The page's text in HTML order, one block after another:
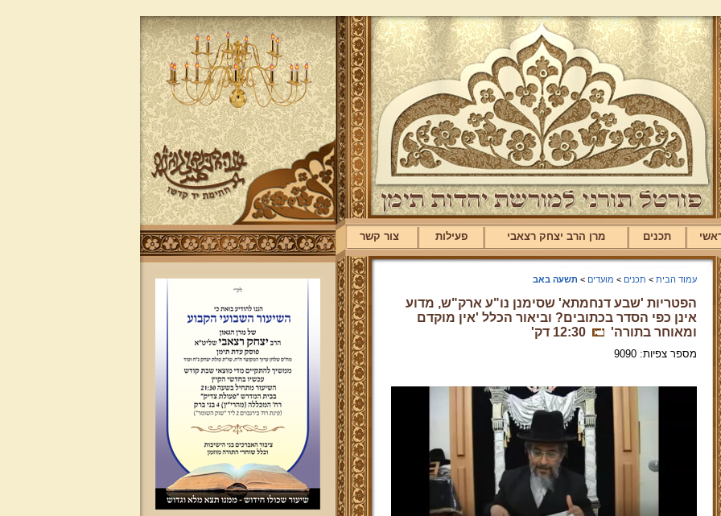
תכנים מרן הרב יצחק רצאבי פעילות צור קשר
עמוד הבית > תכנים > מועדים > תשעה באב
הפטריות 'שבע דנחמתא' שסימנן נו"ע ארק"ש, מדוע
אינן כפי הסדר בכתובים? וביאור הכלל 'אין מוקדם
ומאוחר בתורה'
12:30 דק'
מספר צפיות: 9090